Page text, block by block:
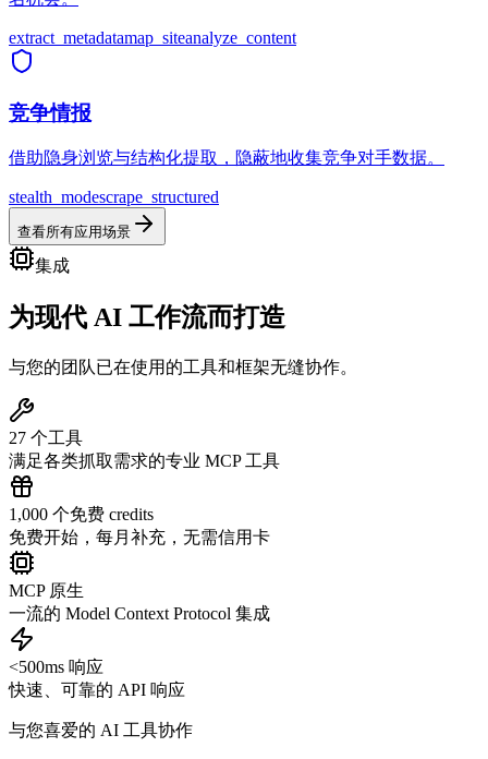
extract_metadatamap_siteanalyze_content
竞争情报
借助隐身浏览与结构化提取，隐蔽地收集竞争对手数据。
stealth_modescrape_structured
查看所有应用场景
集成
为现代 AI 工作流而打造
与您的团队已在使用的工具和框架无缝协作。
27 个工具
满足各类抓取需求的专业 MCP 工具
1,000 个免费 credits
免费开始，每月补充，无需信用卡
MCP 原生
一流的 Model Context Protocol 集成
<500ms 响应
快速、可靠的 API 响应
与您喜爱的 AI 工具协作